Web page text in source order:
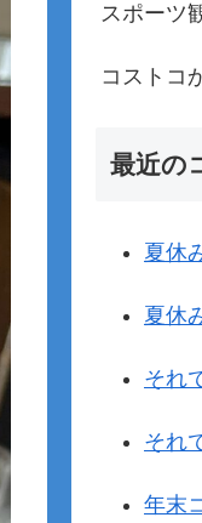
スポーツ
コストコ
最近の
夏休
夏休
それ
それ
年末